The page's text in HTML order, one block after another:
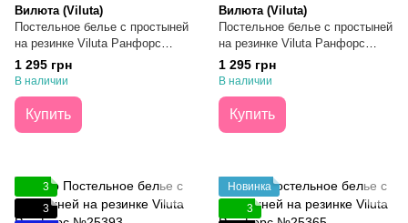
Вилюта (Viluta)
Постельное белье с простыней
на резинке Viluta Ранфорс
№24347 Евро
1 295 грн
В наличии
Купить
Вилюта (Viluta)
Постельное белье с простыней
на резинке Viluta Ранфорс
№24265 Евро
1 295 грн
В наличии
Купить
3
3
Новинка
3